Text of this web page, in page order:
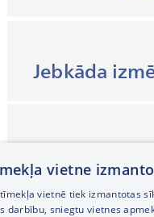
Jebkāda
vietne
vietnē tiek izmantotas
darbību, sniegtu vietnes